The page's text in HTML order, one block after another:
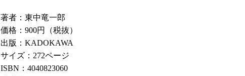
著者：東中竜一郎
価格：900円（税抜）
出版：KADOKAWA
サイズ：272ページ
ISBN：4040823060